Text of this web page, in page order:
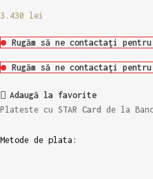
3.430 lei
Rugăm să ne contactați pentru
Rugăm să ne contactați pentru
Adaugă la favorite
Plateste cu STAR Card de la
Metode de plata: